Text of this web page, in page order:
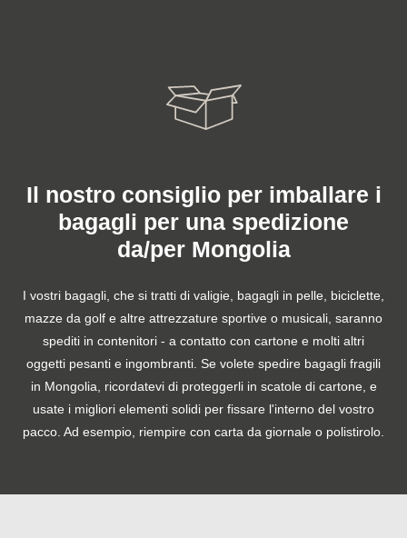
Il nostro consiglio per imballare i
bagagli per una spedizione
da/per Mongolia
I vostri bagagli, che si tratti di valigie, bagagli in pelle, biciclette,
mazze da golf e altre attrezzature sportive o musicali, saranno
spediti in contenitori - a contatto con cartone e molti altri
oggetti pesanti e ingombranti. Se volete spedire bagagli fragili
in Mongolia, ricordatevi di proteggerli in scatole di cartone, e
usate i migliori elementi solidi per fissare l'interno del vostro
pacco. Ad esempio, riempire con carta da giornale o polistirolo.